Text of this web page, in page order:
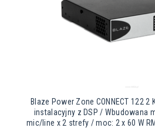
Blaze Power Zone CONNECT 122 2
instalacyjny z DSP / Wbudowana
mic/line x 2 strefy / moc: 2 x 60 W